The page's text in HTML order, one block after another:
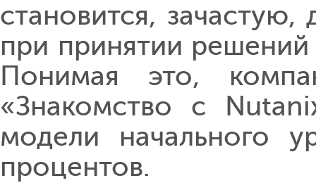
становится,
при принятии решений
Понимая это,
«Знакомство с
модели начального
процентов.